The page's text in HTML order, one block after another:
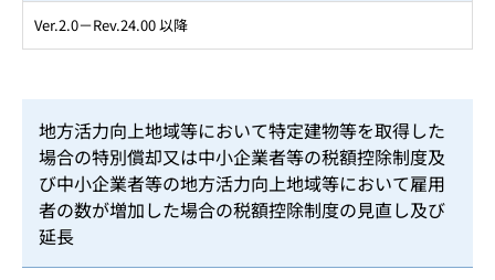
Ver.2.0－Rev.24.00 以降
地方活力向上地域等において特定建物等を取得した
場合の特別償却又は中小企業者等の税額控除制度及
び中小企業者等の地方活力向上地域等において雇用
者の数が増加した場合の税額控除制度の見直し及び
延長